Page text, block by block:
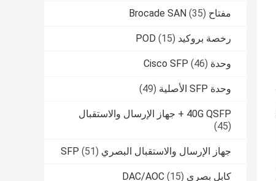
مفتاح Brocade SAN (35)
رخصة بروكيد POD (15)
وحدة Cisco SFP (46)
وحدة SFP الأصلية (49)
40G QSFP + جهاز الإرسال والاستقبال
(45)
جهاز الإرسال والاستقبال البصري SFP (51)
كابل بصري DAC/AOC (15)